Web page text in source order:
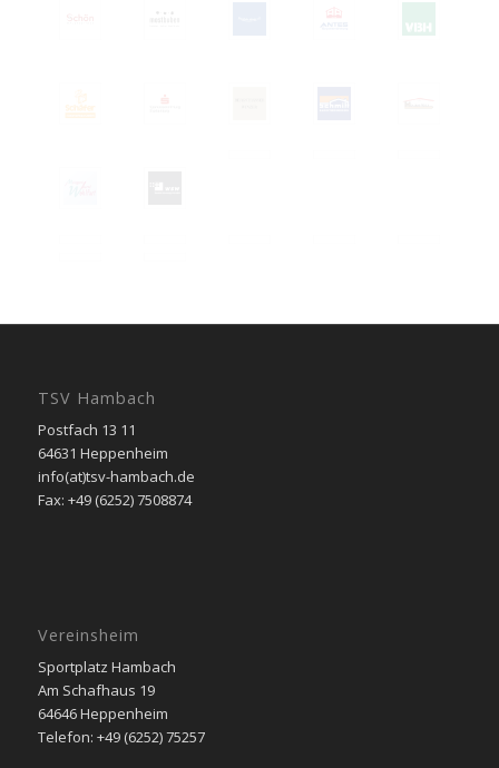
TSV Hambach
Postfach 13 11
64631 Heppenheim
info(at)tsv-hambach.de
Fax: +49 (6252) 7508874
Vereinsheim
Sportplatz Hambach
Am Schafhaus 19
64646 Heppenheim
Telefon: +49 (6252) 75257